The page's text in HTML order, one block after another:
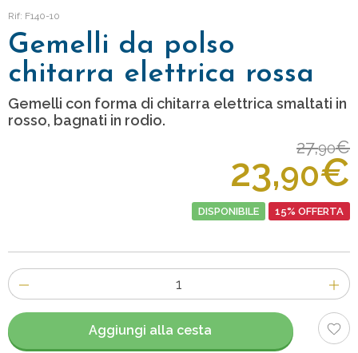
Rif: F140-10
Gemelli da polso
chitarra elettrica rossa
Gemelli con forma di chitarra elettrica smaltati in
rosso, bagnati in rodio.
27,90€
23,90€
DISPONIBILE 15% OFFERTA
Numero
di
articoli
Aggiungi alla cesta